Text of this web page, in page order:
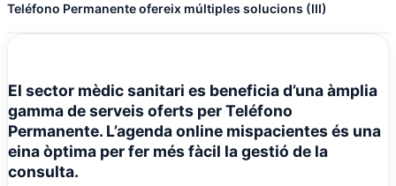
Teléfono Permanente ofereix múltiples solucions (III)
El sector mèdic sanitari es beneficia d’una àmplia
gamma de serveis oferts perTeléfono
Permanente. L’agenda online mispacientesés una
eina òptima per fer més fàcil la gestió de la
consulta.